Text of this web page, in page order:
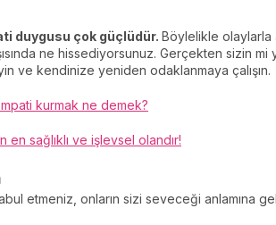
duygusu çok güçlüdür. Böylelikle olaylarla
ne hissediyorsunuz. Gerçekten sizin mi
ve kendinize yeniden odaklanmaya çalışın.
kurmak ne demek?
sağlıklı ve işlevsel olandır!
etmeniz, onların sizi seveceği anlamına